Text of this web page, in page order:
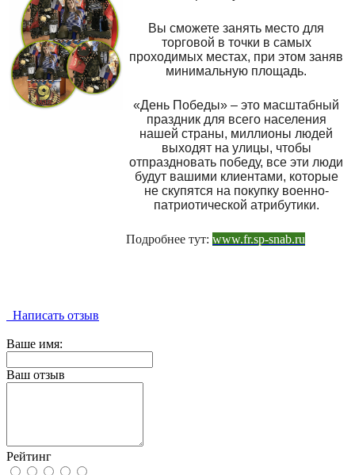
Вы сможете занять место для
торговой в точки в самых
проходимых местах, при этом заняв
минимальную площадь.
«День Победы» – это масштабный
праздник для всего населения
нашей страны, миллионы людей
выходят на улицы, чтобы
отпраздновать победу, все эти люди
будут вашими клиентами, которые
не скупятся на покупку военно-
патриотической атрибутики.
Подробнее тут: www.fr.sp-snab.ru
Написать отзыв
Ваше имя:
Ваш отзыв
Рейтинг